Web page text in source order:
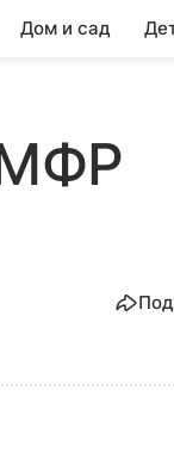
Дом и сад